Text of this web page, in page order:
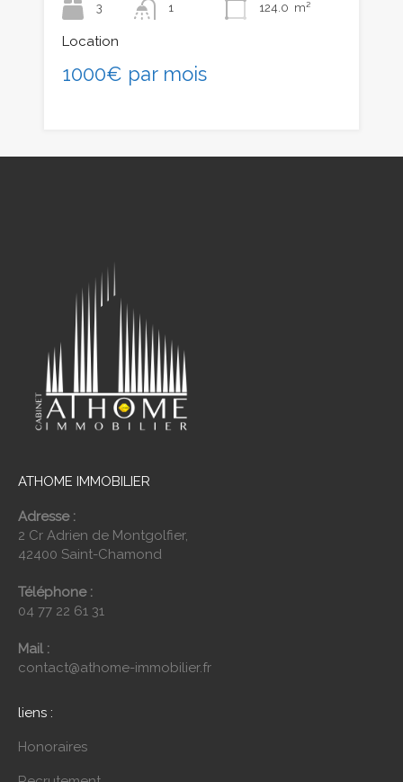
3
1
124.0 m²
Location
1000€ par mois
ATHOME IMMOBILIER
Adresse :
2 Cr Adrien de Montgolfier,
42400 Saint-Chamond
Téléphone :
04 77 22 61 31
Mail :
contact@athome-immobilier.fr
liens :
Honoraires